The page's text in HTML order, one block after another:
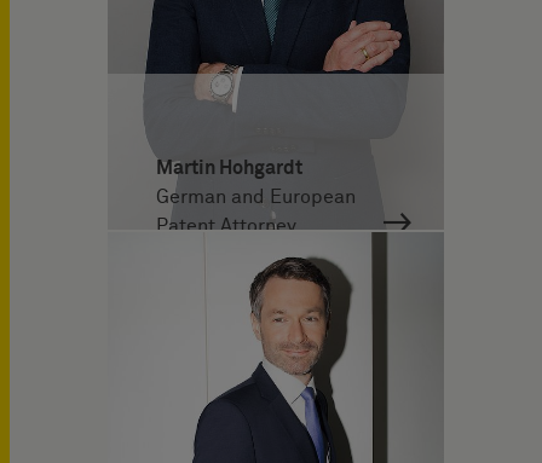
Martin Hohgardt
German and European
Patent Attorney